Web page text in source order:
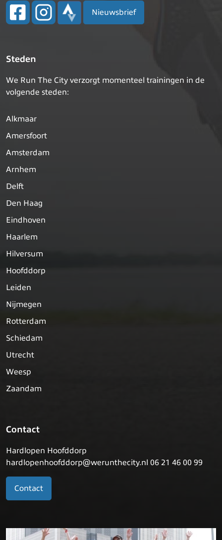
Nieuwsbrief
Steden
We Run The City verzorgt momenteel trainingen in de
volgende steden:
Alkmaar
Amersfoort
Amsterdam
Arnhem
Delft
Den Haag
Eindhoven
Haarlem
Hilversum
Hoofddorp
Leiden
Nijmegen
Rotterdam
Schiedam
Utrecht
Weesp
Zaandam
Contact
Hardlopen Hoofddorp
hardlopenhoofddorp@werunthecity.nl 06 21 46 00 99
Contact